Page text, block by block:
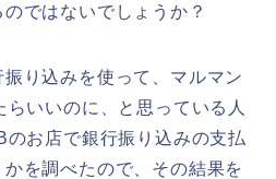
ではないでしょうか？
り込みを使って、マルマン
いいのに、と思っている人
お店で銀行振り込みの支払
を調べたので、その結果を